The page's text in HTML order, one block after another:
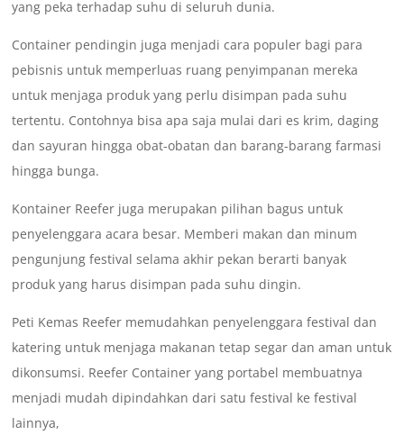
yang peka terhadap suhu di seluruh dunia.
Container pendingin juga menjadi cara populer bagi para
pebisnis untuk memperluas ruang penyimpanan mereka
untuk menjaga produk yang perlu disimpan pada suhu
tertentu. Contohnya bisa apa saja mulai dari es krim, daging
dan sayuran hingga obat-obatan dan barang-barang farmasi
hingga bunga.
Kontainer Reefer juga merupakan pilihan bagus untuk
penyelenggara acara besar. Memberi makan dan minum
pengunjung festival selama akhir pekan berarti banyak
produk yang harus disimpan pada suhu dingin.
Peti Kemas Reefer memudahkan penyelenggara festival dan
katering untuk menjaga makanan tetap segar dan aman untuk
dikonsumsi. Reefer Container yang portabel membuatnya
menjadi mudah dipindahkan dari satu festival ke festival
lainnya,